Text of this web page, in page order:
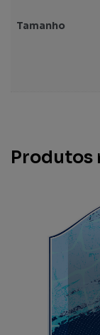
Tamanho
Produtos